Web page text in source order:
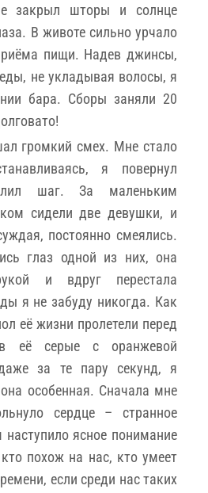
закрыл шторы и солнце
В животе сильно урчало
пищи. Надев джинсы,
не укладывая волосы, я
бара. Сборы заняли 20
громкий смех. Мне стало
я повернул
шаг. За маленьким
сидели две девушки, и
постоянно смеялись.
глаз одной из них, она
и вдруг перестала
я не забуду никогда. Как
её жизни пролетели перед
её серые с оранжевой
за те пару секунд, я
особенная. Сначала мне
сердце – странное
наступило ясное понимание
похож на нас, кто умеет
если среди нас таких